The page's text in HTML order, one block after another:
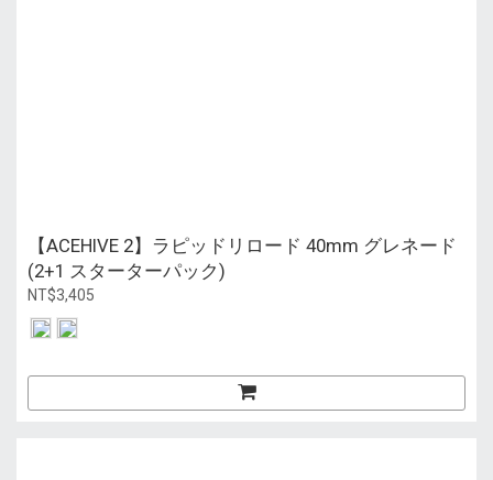
【ACEHIVE 2】ラピッドリロード 40mm グレネード
(2+1 スターターパック)
NT$3,405